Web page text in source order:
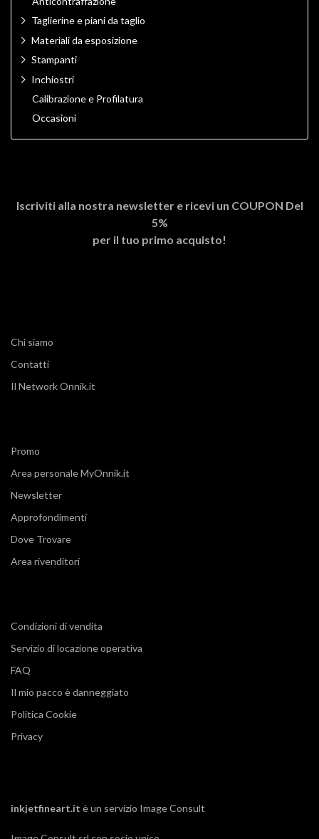
Taglierine e piani da taglio
Materiali da esposizione
Stampanti
Inchiostri
Calibrazione e Profilatura
Occasioni
Iscriviti alla nostra newsletter e ricevi un COUPON Del
5%
per il tuo primo acquisto!
Chi siamo
Contatti
Il Network Onnik.it
Promo
Area personale MyOnnik.it
Newsletter
Approfondimenti
Dove Trovare
Area rivenditori
Condizioni di vendita
Servizio di locazione operativa
FAQ
Il mio pacco è danneggiato
Politica Cookie
Privacy
inkjetfineart.it è un servizio Image Consult